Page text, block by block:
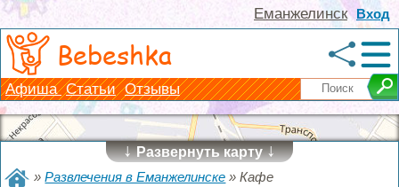
Вход
Еманжелинск
Bebeshka
Афиша Статьи Отзывы
↓Развернуть карту↓
»Развлечения в Еманжелинске »Кафе